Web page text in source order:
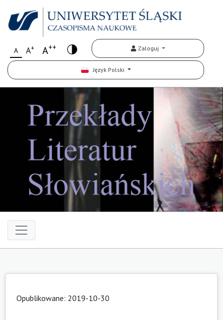
A A+ A++ Zaloguj
Język Polski
Opublikowane: 2019-10-30